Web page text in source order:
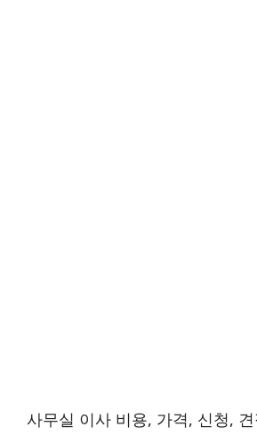
사무실 이사 비용, 가격, 신청,